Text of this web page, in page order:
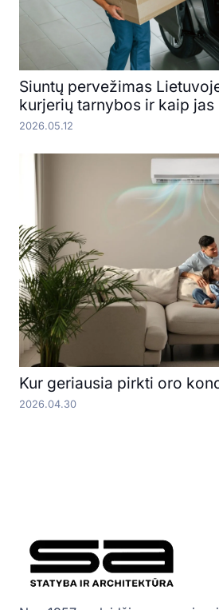
Siuntų pervežimas
kurjerių tarnybos ir kaip
2026.05.12
Kur geriausia pirkti oro
2026.04.30